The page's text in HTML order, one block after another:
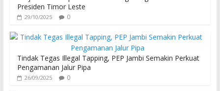
Presiden Timor Leste
29/10/2025 0
Tindak Tegas Illegal Tapping, PEP Jambi Semakin Perkuat
Pengamanan Jalur Pipa
26/09/2025 0